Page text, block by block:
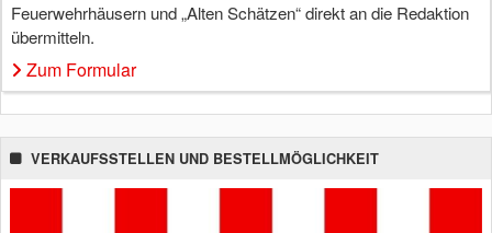
Feuerwehrhäusern und „Alten Schätzen“ direkt an die Redaktion
übermitteln.
Zum Formular
VERKAUFSSTELLEN UND BESTELLMÖGLICHKEIT